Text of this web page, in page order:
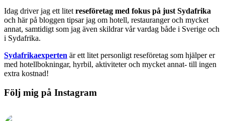
Idag driver jag ett litet reseföretag med fokus på just Sydafrika
och här på bloggen tipsar jag om hotell, restauranger och mycket
annat, samtidigt som jag även skildrar vår vardag både i Sverige och
i Sydafrika.
Sydafrikaexperten är ett litet personligt reseföretag som hjälper er
med hotellbokningar, hyrbil, aktiviteter och mycket annat- till ingen
extra kostnad!
Följ mig på Instagram